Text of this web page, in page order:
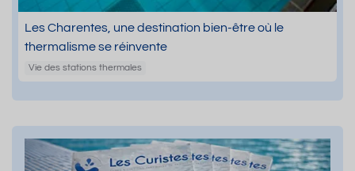
Les Charentes, une destination bien-être où le
thermalisme se réinvente
Vie des stations thermales